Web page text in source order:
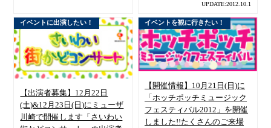
UPDATE:2012.10.1
イベントに出演したい！
【出演者募集】12月22日
(土)&12月23日(日)にミューザ
川崎で開催します「さいわい
イベントを観に行きたい！
【開催情報】10月21日(日)に
「ホッチポッチミュージック
フェスティバル2012」を開催
しました!!たくさんのご来場